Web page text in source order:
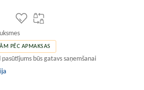
PĒC APMAKSAS
pasūtījums būs gatavs saņemšanai